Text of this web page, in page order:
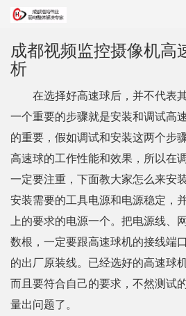
成都视频监控摄像机高
析
在选择好高速球后，并不代表
一个重要的步骤就是安装和调试高
的重要，假如调试和安装这两个步
高速球的工作性能和效果，所以在
一定要注重，下面教大家怎么来安
安装需要的工具电源和电源稳定，
上的要求的电源一个。把电源线、
数根，一定要跟高速球机的接线端
的出厂原装线。已经选好的高速球
而且要符合自己的要求，不然测试
量出问题了。